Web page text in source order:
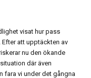
visat hur pass
att upptäckten av
nu den ökande
där även
fara vi under det gångna